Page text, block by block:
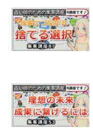
占い師のための集客講座
占い師のための集客講座